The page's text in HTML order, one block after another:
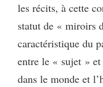
les récits, à cette
statut de « miroirs
caractéristique du
entre le « sujet »
dans le monde et